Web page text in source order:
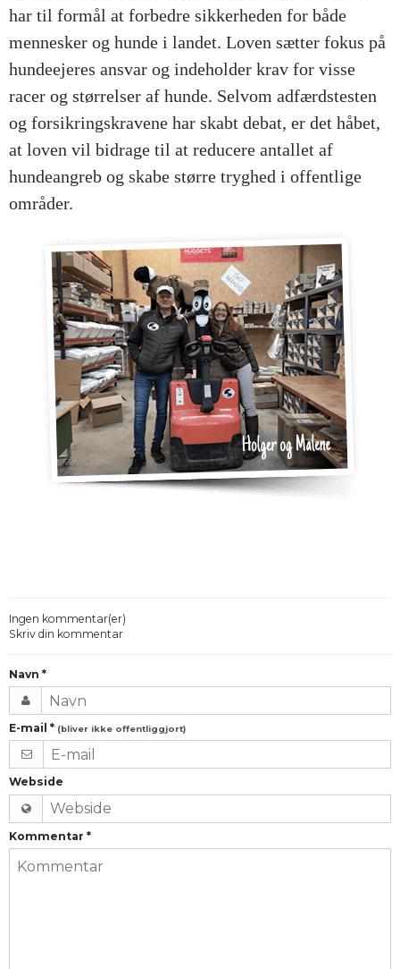
har til formål at forbedre sikkerheden for både
mennesker og hunde i landet. Loven sætter fokus på
hundeejeres ansvar og indeholder krav for visse
racer og størrelser af hunde. Selvom adfærdstesten
og forsikringskravene har skabt debat, er det håbet,
at loven vil bidrage til at reducere antallet af
hundeangreb og skabe større tryghed i offentlige
områder.
Ingen kommentar(er)
Skriv din kommentar
Navn *
E-mail * (bliver ikke offentliggjort)
Webside
Kommentar *